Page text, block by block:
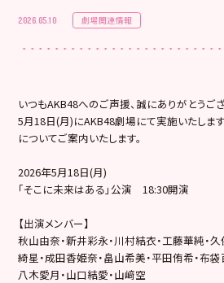
2026.05.10 劇場関連情報
いつもAKB48へのご声援、誠にありがとうござ
5月18日(月)にAKB48劇場にて実施いたしま
についてご案内いたします。
2026年5月18日(月)
「そこに未来はある」公演 18:30開演
【出演メンバー】
秋山由奈・新井彩永・川村結衣・工藤華純・
綺星・成田香姫奈・畠山希美・平田侑希・布袋
八木愛月・山口結愛・山﨑空